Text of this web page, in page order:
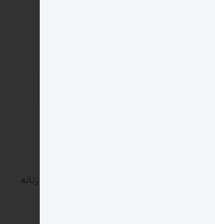
و موضوع همچنان بر سر بدن و زیبایی زنانه